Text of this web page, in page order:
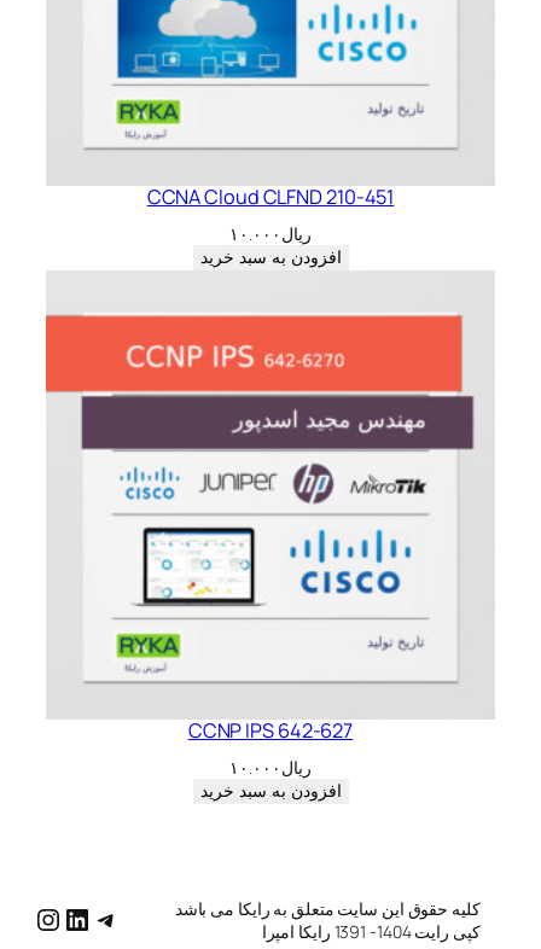
CCNA Cloud CLFND 210-451
ریال ۱۰.۰۰۰
افزودن به سبد خرید
CCNP IPS 642-627
ریال ۱۰.۰۰۰
افزودن به سبد خرید
کلیه حقوق این سایت متعلق به رایکا می باشد
کپی رایت 1404- 1391 رایکا امپرا
raykatg